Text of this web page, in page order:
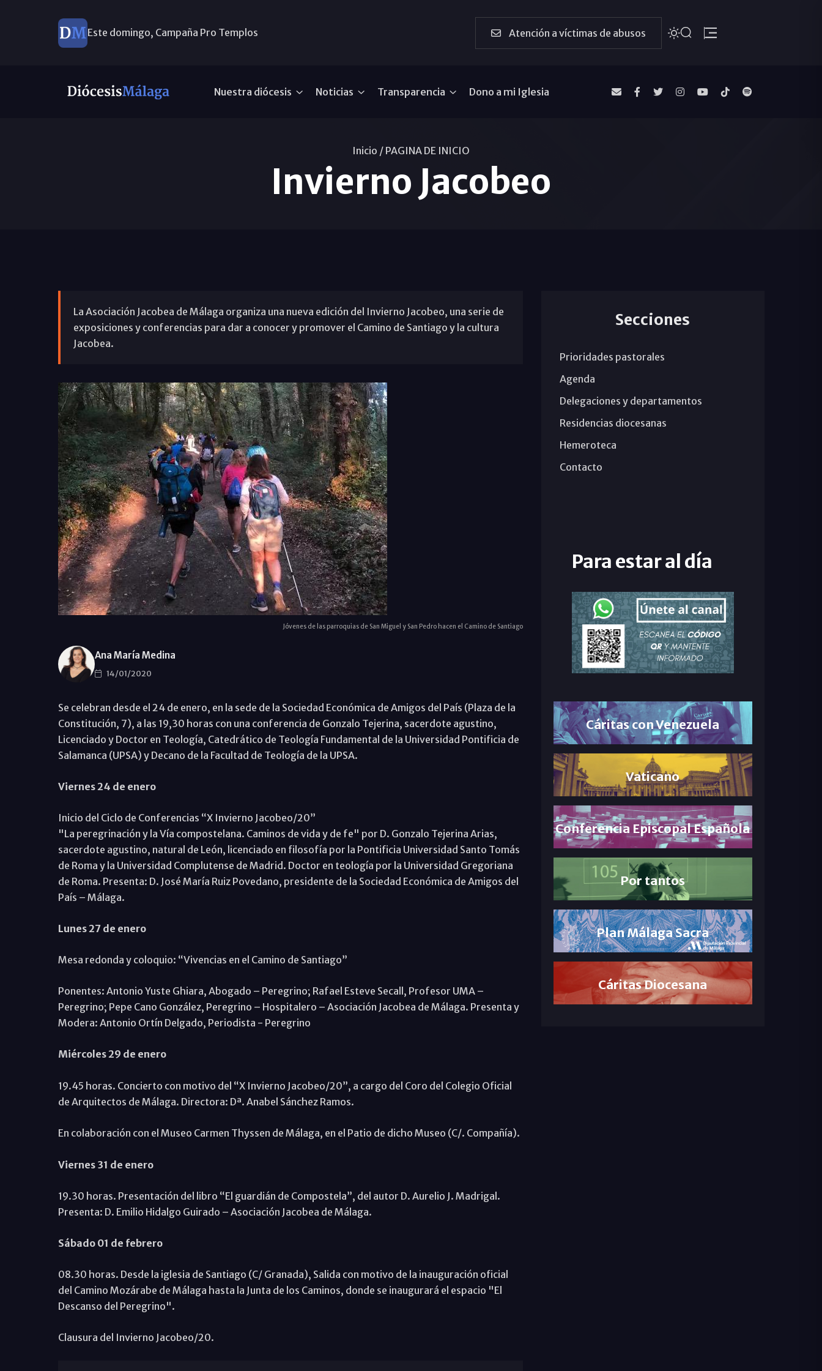
Este domingo, Campaña Pro Templos Atención a víctimas de abusos
Nuestra diócesis Noticias Transparencia Dono a mi Iglesia
Inicio / PAGINA DE INICIO
Invierno Jacobeo
La Asociación Jacobea de Málaga organiza una nueva edición del Invierno Jacobeo, una serie de
exposiciones y conferencias para dar a conocer y promover el Camino de Santiago y la cultura
Jacobea.
Jóvenes de las parroquias de San Miguel y San Pedro hacen el Camino de Santiago
Ana María Medina
14/01/2020
Se celebran desde el 24 de enero, en la sede de la Sociedad Económica de Amigos del País (Plaza de la
Constitución, 7), a las 19,30 horas con una conferencia de Gonzalo Tejerina, sacerdote agustino,
Licenciado y Doctor en Teología, Catedrático de Teología Fundamental de la Universidad Pontificia de
Salamanca (UPSA) y Decano de la Facultad de Teología de la UPSA.
Viernes 24 de enero
Inicio del Ciclo de Conferencias “X Invierno Jacobeo/20”
"La peregrinación y la Vía compostelana. Caminos de vida y de fe" por D. Gonzalo Tejerina Arias,
sacerdote agustino, natural de León, licenciado en filosofía por la Pontificia Universidad Santo Tomás
de Roma y la Universidad Complutense de Madrid. Doctor en teología por la Universidad Gregoriana
de Roma. Presenta: D. José María Ruiz Povedano, presidente de la Sociedad Económica de Amigos del
País – Málaga.
Lunes 27 de enero
Mesa redonda y coloquio: “Vivencias en el Camino de Santiago”
Ponentes: Antonio Yuste Ghiara, Abogado – Peregrino; Rafael Esteve Secall, Profesor UMA –
Peregrino; Pepe Cano González, Peregrino – Hospitalero – Asociación Jacobea de Málaga. Presenta y
Modera: Antonio Ortín Delgado, Periodista - Peregrino
Miércoles 29 de enero
19.45 horas. Concierto con motivo del “X Invierno Jacobeo/20”, a cargo del Coro del Colegio Oficial
de Arquitectos de Málaga. Directora: Dª. Anabel Sánchez Ramos.
En colaboración con el Museo Carmen Thyssen de Málaga, en el Patio de dicho Museo (C/. Compañía).
Viernes 31 de enero
19.30 horas. Presentación del libro “El guardián de Compostela”, del autor D. Aurelio J. Madrigal.
Presenta: D. Emilio Hidalgo Guirado – Asociación Jacobea de Málaga.
Sábado 01 de febrero
08.30 horas. Desde la iglesia de Santiago (C/ Granada), Salida con motivo de la inauguración oficial
del Camino Mozárabe de Málaga hasta la Junta de los Caminos, donde se inaugurará el espacio "El
Descanso del Peregrino".
Clausura del Invierno Jacobeo/20.
Secciones
Prioridades pastorales
Agenda
Delegaciones y departamentos
Residencias diocesanas
Hemeroteca
Contacto
Para estar al día
Cáritas con Venezuela
Vaticano
Conferencia Episcopal Española
Por tantos
Plan Málaga Sacra
Cáritas Diocesana